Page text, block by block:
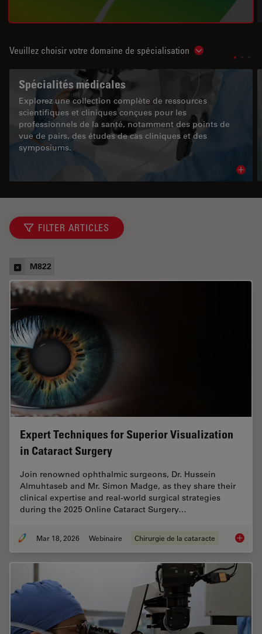
Veuillez choisir votre domaine de spécialisation Show
Spécialités médicales
Explorez une collection complète de ressources
scientifiques et cliniques conçues pour les
professionnels de la santé, notamment des points de
vue de pairs, des études de cas cliniques et des
symposiums.
FILTER ARTICLES
M822
Expert Techniques for Superior Visualization
in Cataract Surgery
Join renowned ophthalmic surgeons, Dr. Hussein
Almuhtaseb and Mr. Simon Madge, as they share their
clinical expertise and real-world surgical strategies
during the 2025 Online Cataract Surgery…
Mar 18, 2026 Webinaire Chirurgie de la cataracte Expert